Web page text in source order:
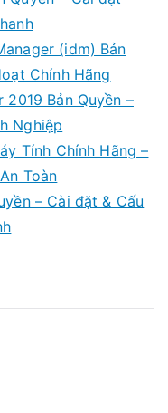
(idm) Bản
Chính Hãng
Bản Quyền –
Nghiệp
Tính Chính Hãng –
Toàn
– Cài đặt & Cấu